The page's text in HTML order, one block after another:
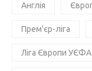
Англія
Прем'єр-ліга
Ліга Європи УЄФА